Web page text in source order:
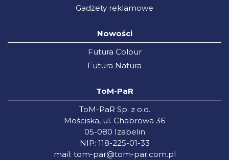
Gadżety reklamowe
Nowości
Futura Colour
Futura Natura
ToM-PaR
ToM-PaR Sp. z o.o.
Mościska, ul. Chabrowa 36
05-080 Izabelin
NIP: 118-225-01-33
mail: tom-par@tom-par.com.pl